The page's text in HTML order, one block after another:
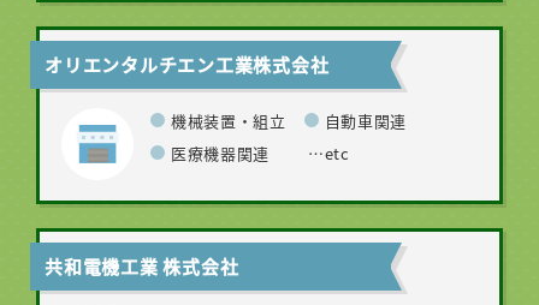
オリエンタルチエン工業株式会社
機械装置・組立
自動車関連
医療機器関連
…etc
共和電機工業 株式会社